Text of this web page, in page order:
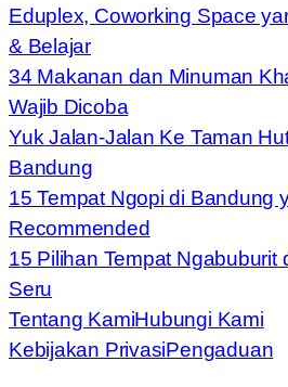
Eduplex, Coworking Space
& Belajar
34 Makanan dan Minuman
Wajib Dicoba
Yuk Jalan-Jalan Ke Taman
Bandung
15 Tempat Ngopi di Bandung
Recommended
15 Pilihan Tempat Ngabuburit
Seru
Tentang KamiHubungi Kami
Kebijakan PrivasiPengaduan